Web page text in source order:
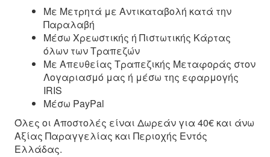
Με Μετρητά με Αντικαταβολή κατά την
Παραλαβή
Μέσω Χρεωστικής ή Πιστωτικής Κάρτας
όλων των Τραπεζών
Με Απευθείας Τραπεζικής Μεταφοράς στον
Λογαριασμό μας ή μέσω της εφαρμογής
IRIS
Μέσω PayPal
Όλες οι Αποστολές είναι Δωρεάν για 40€ και άνω
Αξίας Παραγγελίας και Περιοχής Εντός
Ελλάδας.